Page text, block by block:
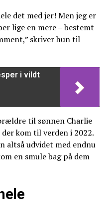
det med jer! Men jeg er
lige en mere – bestemt
skriver hun til
i vildt
til sønnen Charlie
kom til verden i 2022.
altså udvidet med endnu
en smule bag på dem